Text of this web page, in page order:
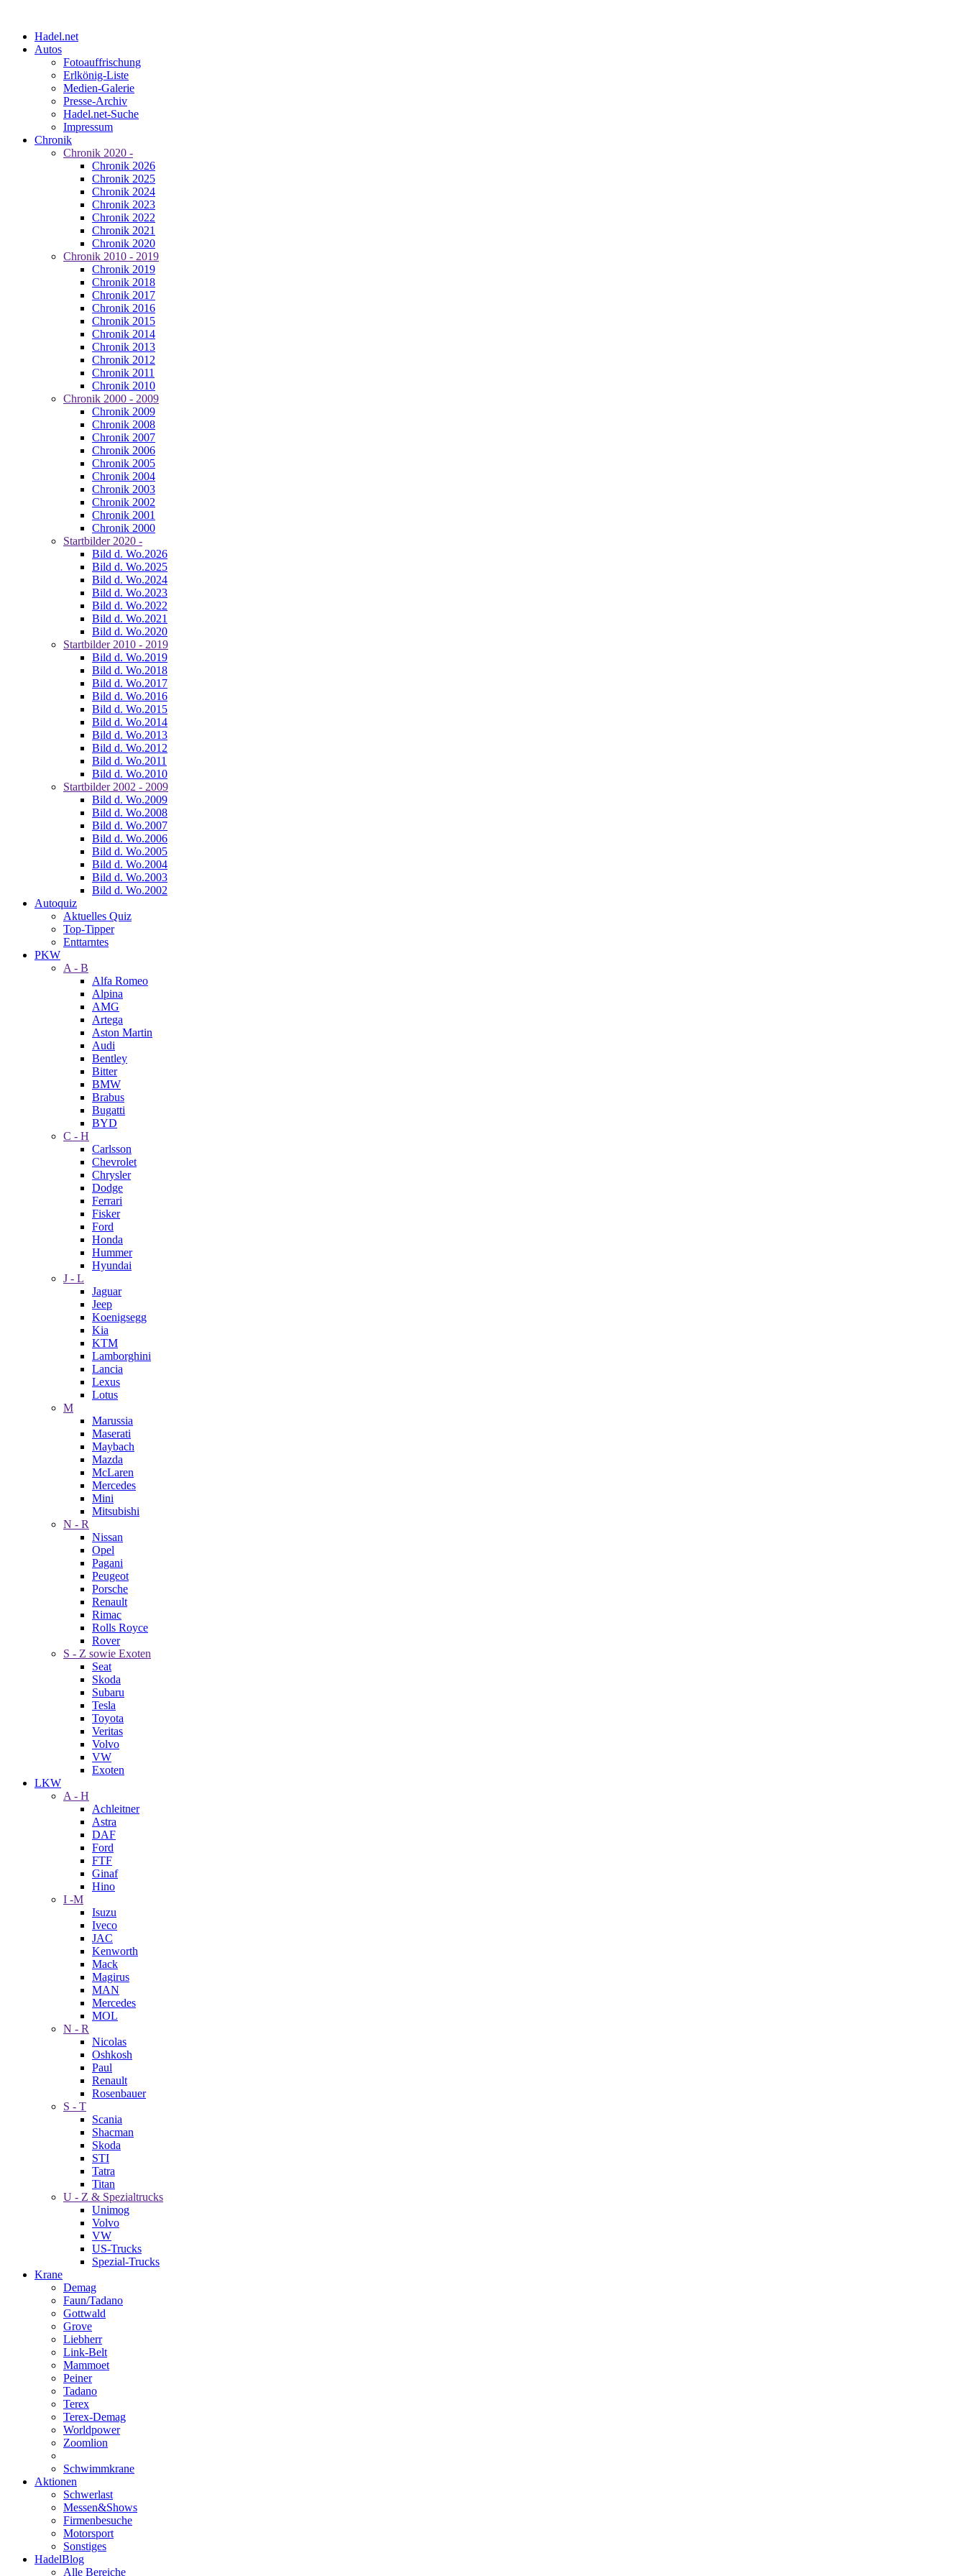
Hadel.net
Autos
Fotoauffrischung
Erlkönig-Liste
Medien-Galerie
Presse-Archiv
Hadel.net-Suche
Impressum
Chronik
Chronik 2020 -
Chronik 2026
Chronik 2025
Chronik 2024
Chronik 2023
Chronik 2022
Chronik 2021
Chronik 2020
Chronik 2010 - 2019
Chronik 2019
Chronik 2018
Chronik 2017
Chronik 2016
Chronik 2015
Chronik 2014
Chronik 2013
Chronik 2012
Chronik 2011
Chronik 2010
Chronik 2000 - 2009
Chronik 2009
Chronik 2008
Chronik 2007
Chronik 2006
Chronik 2005
Chronik 2004
Chronik 2003
Chronik 2002
Chronik 2001
Chronik 2000
Startbilder 2020 -
Bild d. Wo.2026
Bild d. Wo.2025
Bild d. Wo.2024
Bild d. Wo.2023
Bild d. Wo.2022
Bild d. Wo.2021
Bild d. Wo.2020
Startbilder 2010 - 2019
Bild d. Wo.2019
Bild d. Wo.2018
Bild d. Wo.2017
Bild d. Wo.2016
Bild d. Wo.2015
Bild d. Wo.2014
Bild d. Wo.2013
Bild d. Wo.2012
Bild d. Wo.2011
Bild d. Wo.2010
Startbilder 2002 - 2009
Bild d. Wo.2009
Bild d. Wo.2008
Bild d. Wo.2007
Bild d. Wo.2006
Bild d. Wo.2005
Bild d. Wo.2004
Bild d. Wo.2003
Bild d. Wo.2002
Autoquiz
Aktuelles Quiz
Top-Tipper
Enttarntes
PKW
A - B
Alfa Romeo
Alpina
AMG
Artega
Aston Martin
Audi
Bentley
Bitter
BMW
Brabus
Bugatti
BYD
C - H
Carlsson
Chevrolet
Chrysler
Dodge
Ferrari
Fisker
Ford
Honda
Hummer
Hyundai
J - L
Jaguar
Jeep
Koenigsegg
Kia
KTM
Lamborghini
Lancia
Lexus
Lotus
M
Marussia
Maserati
Maybach
Mazda
McLaren
Mercedes
Mini
Mitsubishi
N - R
Nissan
Opel
Pagani
Peugeot
Porsche
Renault
Rimac
Rolls Royce
Rover
S - Z sowie Exoten
Seat
Skoda
Subaru
Tesla
Toyota
Veritas
Volvo
VW
Exoten
LKW
A - H
Achleitner
Astra
DAF
Ford
FTF
Ginaf
Hino
I -M
Isuzu
Iveco
JAC
Kenworth
Mack
Magirus
MAN
Mercedes
MOL
N - R
Nicolas
Oshkosh
Paul
Renault
Rosenbauer
S - T
Scania
Shacman
Skoda
STI
Tatra
Titan
U - Z & Spezialtrucks
Unimog
Volvo
VW
US-Trucks
Spezial-Trucks
Krane
Demag
Faun/Tadano
Gottwald
Grove
Liebherr
Link-Belt
Mammoet
Peiner
Tadano
Terex
Terex-Demag
Worldpower
Zoomlion
Schwimmkrane
Aktionen
Schwerlast
Messen&Shows
Firmenbesuche
Motorsport
Sonstiges
HadelBlog
Alle Bereiche